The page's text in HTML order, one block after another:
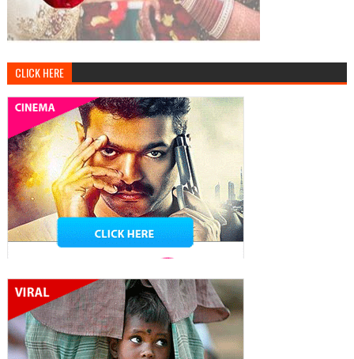
CLICK HERE